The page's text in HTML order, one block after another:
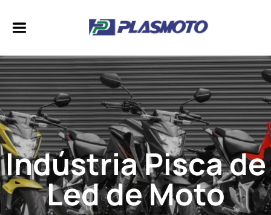
Indústria Pisca de
Led de Moto